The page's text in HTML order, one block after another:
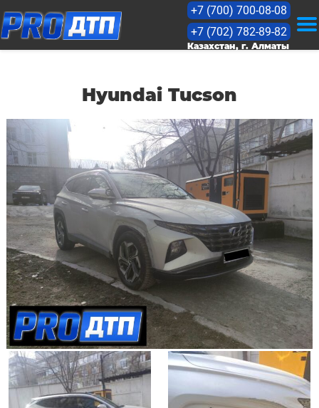
Оценка
Кейсы
Лицензии
Статьи
+7 (700) 700-08-08
+7 (702) 782-89-82
Казахстан, г. Алматы
Hyundai Tucson